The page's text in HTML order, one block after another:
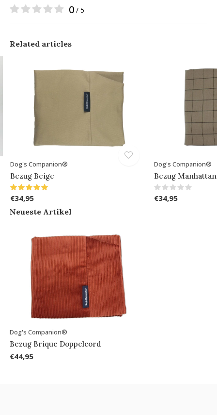
0 / 5
Related articles
Dog's Companion®
Bezug Beige
€34,95
Dog's Companion®
Bezug
€34,95
Neueste Artikel
Dog's Companion®
Bezug Brique Doppelcord
€44,95